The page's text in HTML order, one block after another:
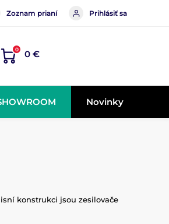
Zoznam prianí Prihlásiť sa
0 0 €
Novinky
konstrukci jsou zesilovače